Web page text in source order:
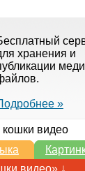
хранения и
»
видео
видео» ↓